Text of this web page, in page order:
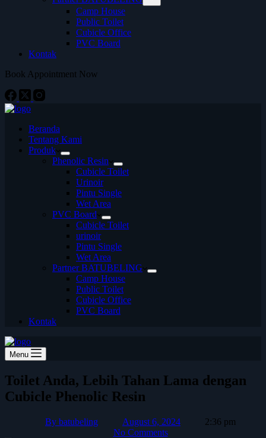
Camp House
Public Toilet
Cubicle Office
PVC Board
Kontak
Book Appointment Now
Beranda
Tentang Kami
Produk
Phenolic Resin
Cubicle Toilet
Urinoir
Pintu Single
Wet Area
PVC Board
Cubicle Toilet
urinoir
Pintu Single
Wet Area
Partner BATUBELING
Camp House
Public Toilet
Cubicle Office
PVC Board
Kontak
Menu
Toilet Anda, Lebih Tahan Lama dengan
Cubicle Phenolic Resin
By batubeling August 6, 2024
2:36 pm
No Comments